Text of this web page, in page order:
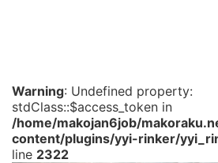
Warning: Undefined property:
stdClass::$access_token in
/home/makojan6job/
content/plugins/yyi-rinker/
line 2322